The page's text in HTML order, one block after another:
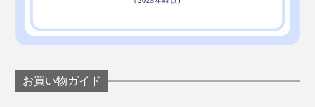
お買い物ガイド